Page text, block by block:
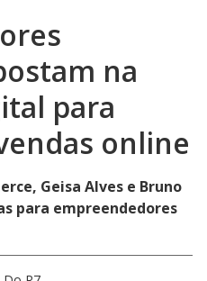
na
para
online
Geisa Alves e Bruno
para empreendedores